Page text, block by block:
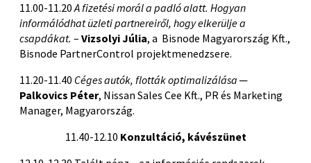
11.00-11.20A fizetési morál a padló alatt. Hogyan
informálódhat üzleti partnereiről, hogy elkerülje a
csapdákat. – Vizsolyi Júlia, a Bisnode Magyarország Kft.,
Bisnode PartnerControl projektmenedzsere.
11.20-11.40 Céges autók, flották optimalizálása ─
Palkovics Péter, Nissan Sales Cee Kft., PR és Marketing
Manager, Magyarország.
11.40-12.10 Konzultáció, kávészünet